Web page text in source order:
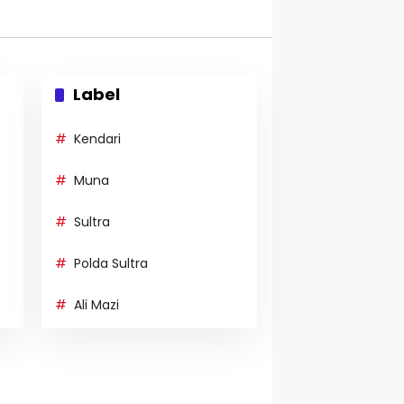
Label
Kendari
Muna
Sultra
Polda Sultra
Ali Mazi